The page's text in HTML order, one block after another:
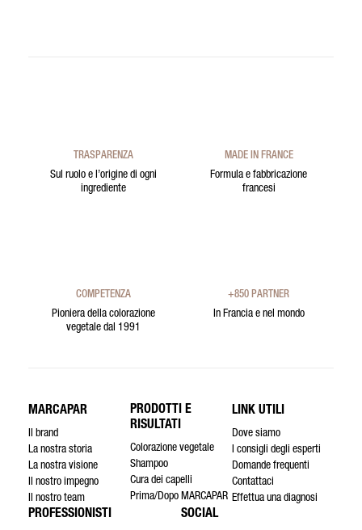
TRASPARENZA
Sul ruolo e l’origine di ogni
ingrediente
MADE IN FRANCE
Formula e fabbricazione
francesi
COMPETENZA
Pioniera della colorazione
vegetale dal 1991
+850 PARTNER
In Francia e nel mondo
MARCAPAR
Il brand
La nostra storia
La nostra visione
Il nostro impegno
Il nostro team
PRODOTTI E
RISULTATI
Colorazione vegetale
Shampoo
Cura dei capelli
Prima/Dopo MARCAPAR
LINK UTILI
Dove siamo
I consigli degli esperti
Domande frequenti
Contattaci
Effettua una diagnosi
PROFESSIONISTI SOCIAL